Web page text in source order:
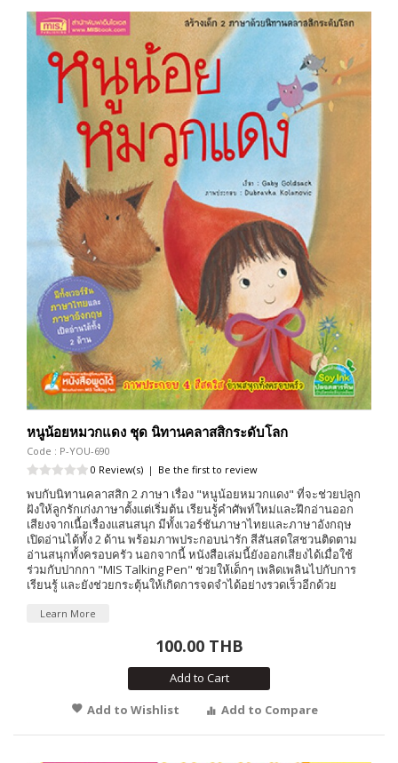
หนูน้อยหมวกแดง ชุด นิทานคลาสสิกระดับโลก
Code : P-YOU-690
0 Review(s) | Be the first to review
พบกับนิทานคลาสสิก 2 ภาษา เรื่อง "หนูน้อยหมวกแดง" ที่จะช่วยปลูก
ฝังให้ลูกรักเก่งภาษาตั้งแต่เริ่มต้น เรียนรู้คำศัพท์ใหม่และฝึกอ่านออก
เสียงจากเนื้อเรื่องแสนสนุก มีทั้งเวอร์ชันภาษาไทยและภาษาอังกฤษ
เปิดอ่านได้ทั้ง 2 ด้าน พร้อมภาพประกอบน่ารัก สีสันสดใสชวนติดตาม
อ่านสนุกทั้งครอบครัว นอกจากนี้ หนังสือเล่มนี้ยังออกเสียงได้เมื่อใช้
ร่วมกับปากกา "MIS Talking Pen" ช่วยให้เด็กๆ เพลิดเพลินไปกับการ
เรียนรู้ และยังช่วยกระตุ้นให้เกิดการจดจำได้อย่างรวดเร็วอีกด้วย
Learn More
100.00 THB
Add to Cart
Add to Wishlist
Add to Compare